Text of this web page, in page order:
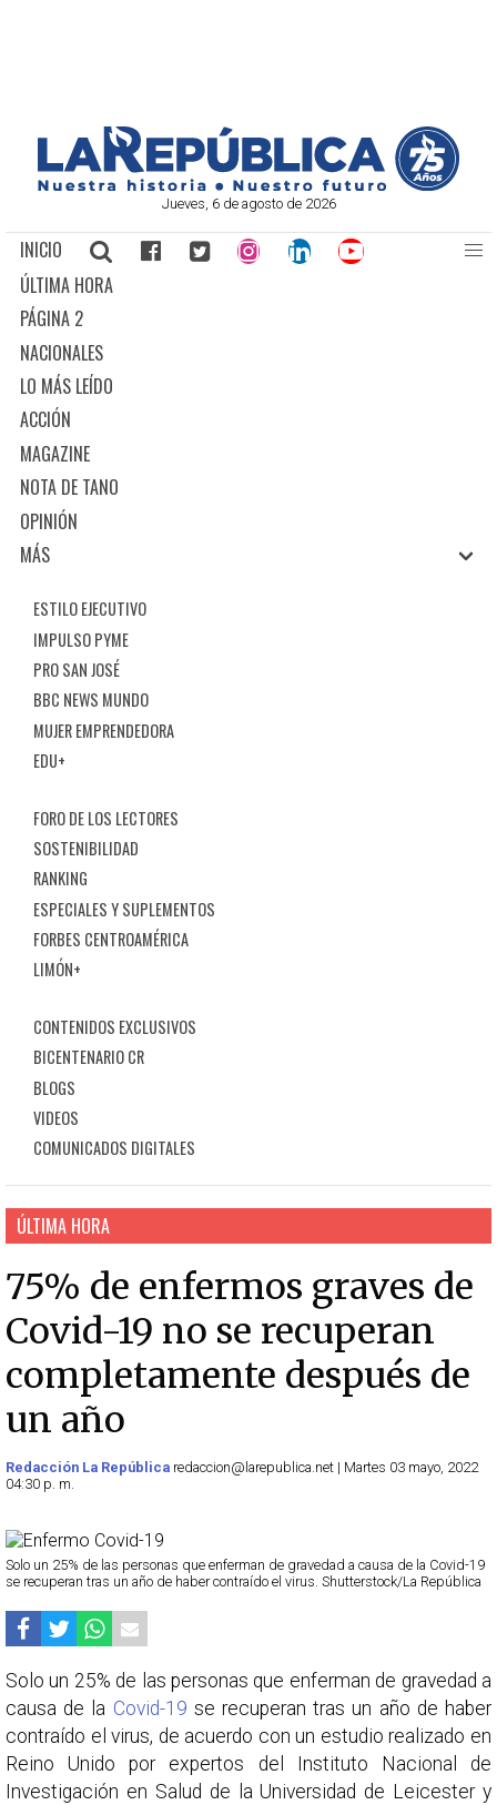
Jueves, 6 de agosto de 2026
INICIO
ÚLTIMA HORA
PÁGINA 2
NACIONALES
LO MÁS LEÍDO
ACCIÓN
MAGAZINE
NOTA DE TANO
OPINIÓN
MÁS
ESTILO EJECUTIVO
IMPULSO PYME
PRO SAN JOSÉ
BBC NEWS MUNDO
MUJER EMPRENDEDORA
EDU+
FORO DE LOS LECTORES
SOSTENIBILIDAD
RANKING
ESPECIALES Y SUPLEMENTOS
FORBES CENTROAMÉRICA
LIMÓN+
CONTENIDOS EXCLUSIVOS
BICENTENARIO CR
BLOGS
VIDEOS
COMUNICADOS DIGITALES
ÚLTIMA HORA
75% de enfermos graves de
Covid-19 no se recuperan
completamente después de
un año
Redacción La República redaccion@larepublica.net | Martes 03 mayo, 2022
04:30 p. m.
Solo un 25% de las personas que enferman de gravedad a causa de la Covid-19
se recuperan tras un año de haber contraído el virus. Shutterstock/La República
Solo un 25% de las personas que enferman de gravedad a
causa de la Covid-19 se recuperan tras un año de haber
contraído el virus, de acuerdo con un estudio realizado en
Reino Unido por expertos del Instituto Nacional de
Investigación en Salud de la Universidad de Leicester y